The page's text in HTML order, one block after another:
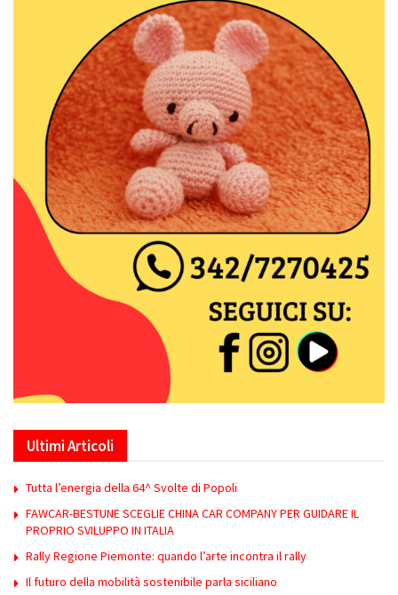
Ultimi Articoli
Tutta l’energia della 64^ Svolte di Popoli
FAWCAR-BESTUNE SCEGLIE CHINA CAR COMPANY PER GUIDARE IL
PROPRIO SVILUPPO IN ITALIA
Rally Regione Piemonte: quando l’arte incontra il rally
Il futuro della mobilità sostenibile parla siciliano